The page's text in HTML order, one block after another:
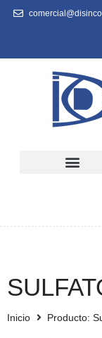
Inicio Producto: